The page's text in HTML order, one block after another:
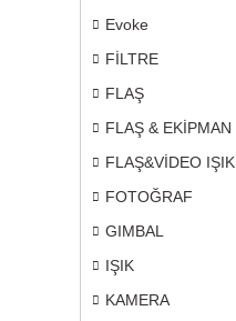
Evoke
FİLTRE
FLAŞ
FLAŞ & EKİPMAN
FLAŞ&VİDEO IŞIK
FOTOĞRAF
GIMBAL
IŞIK
KAMERA